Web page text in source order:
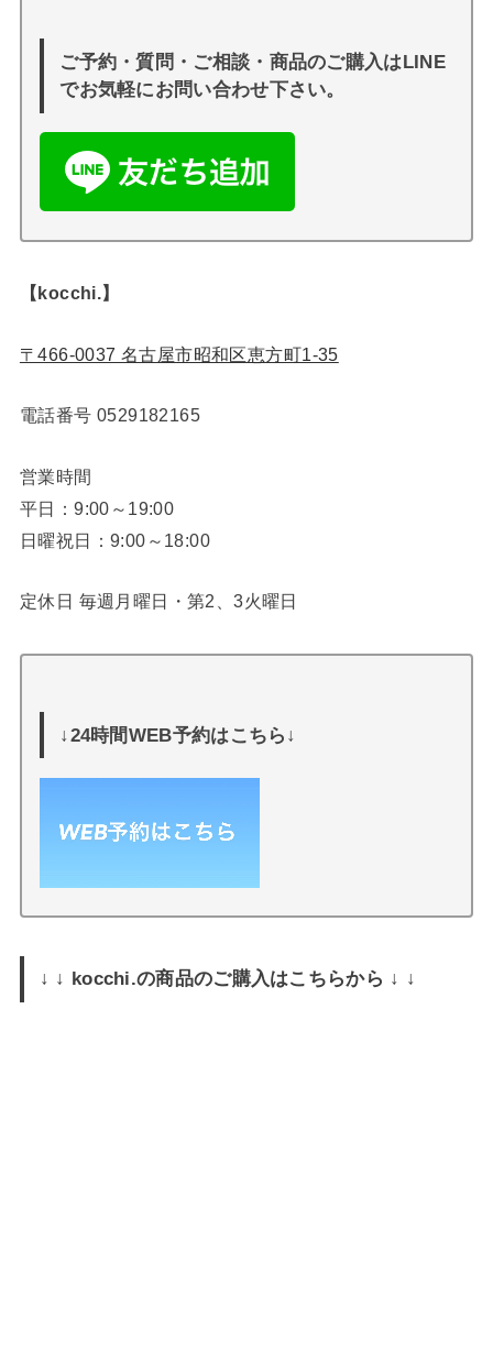
ご予約・質問・ご相談・商品のご購入はLINE
でお気軽にお問い合わせ下さい。
【kocchi.】
〒466-0037 名古屋市昭和区恵方町1-35
電話番号 0529182165
営業時間
平日：9:00～19:00
日曜祝日：9:00～18:00
定休日 毎週月曜日・第2、3火曜日
↓24時間WEB予約はこちら↓
↓ ↓ kocchi.の商品のご購入はこちらから ↓ ↓